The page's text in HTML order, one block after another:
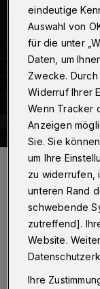
Thomas Braus,
„Herumtreiber“,
geben.
Foto: Christoph Sebastian
Von Martin
eindeutige
Auswahl von
für die unter
Daten, um
Zwecke.
Widerruf Ihrer
Wenn Tracker
Anzeigen
Sie. Sie
um Ihre
zu widerrufen,
unteren Rand
schwebende
zutreffend].
Website.
Ihre